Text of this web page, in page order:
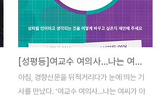
13분쯤 늦었는데 경발연 심인선 박사가 기본
계획을 간략히 소개하고 있었다. 기본정책 소
개가 끝나고 1시간동안 분임 토론을 이어갔
다. 나는 1조 '남녀평등 실질지원' 관련 토론
조에 속했다. 다들 하고싶은 얘기들이 많았던
모양이다. 한 템포도 쉼없이 이어나갔는데 1
시간이 금세 지나가버렸다. 나도 두어마디 보
[성평등]여교수 여의사...나는 여씨가 아닙니다
아침, 경향신문을 뒤적거리다가 눈에 띄는 기
사를 만났다. '여교수 여의사...나는 여씨가 아